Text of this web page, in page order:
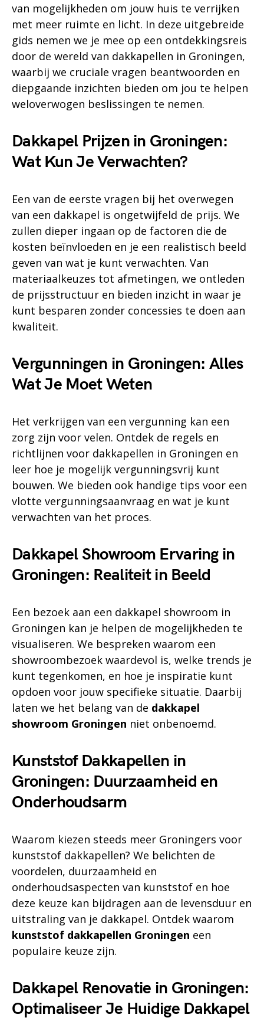
van mogelijkheden om jouw huis te verrijken
met meer ruimte en licht. In deze uitgebreide
gids nemen we je mee op een ontdekkingsreis
door de wereld van dakkapellen in Groningen,
waarbij we cruciale vragen beantwoorden en
diepgaande inzichten bieden om jou te helpen
weloverwogen beslissingen te nemen.
Dakkapel Prijzen in Groningen:
Wat Kun Je Verwachten?
Een van de eerste vragen bij het overwegen
van een dakkapel is ongetwijfeld de prijs. We
zullen dieper ingaan op de factoren die de
kosten beïnvloeden en je een realistisch beeld
geven van wat je kunt verwachten. Van
materiaalkeuzes tot afmetingen, we ontleden
de prijsstructuur en bieden inzicht in waar je
kunt besparen zonder concessies te doen aan
kwaliteit.
Vergunningen in Groningen: Alles
Wat Je Moet Weten
Het verkrijgen van een vergunning kan een
zorg zijn voor velen. Ontdek de regels en
richtlijnen voor dakkapellen in Groningen en
leer hoe je mogelijk vergunningsvrij kunt
bouwen. We bieden ook handige tips voor een
vlotte vergunningsaanvraag en wat je kunt
verwachten van het proces.
Dakkapel Showroom Ervaring in
Groningen: Realiteit in Beeld
Een bezoek aan een dakkapel showroom in
Groningen kan je helpen de mogelijkheden te
visualiseren. We bespreken waarom een
showroombezoek waardevol is, welke trends je
kunt tegenkomen, en hoe je inspiratie kunt
opdoen voor jouw specifieke situatie. Daarbij
laten we het belang van de dakkapel
showroom Groningen niet onbenoemd.
Kunststof Dakkapellen in
Groningen: Duurzaamheid en
Onderhoudsarm
Waarom kiezen steeds meer Groningers voor
kunststof dakkapellen? We belichten de
voordelen, duurzaamheid en
onderhoudsaspecten van kunststof en hoe
deze keuze kan bijdragen aan de levensduur en
uitstraling van je dakkapel. Ontdek waarom
kunststof dakkapellen Groningen een
populaire keuze zijn.
Dakkapel Renovatie in Groningen:
Optimaliseer Je Huidige Dakkapel